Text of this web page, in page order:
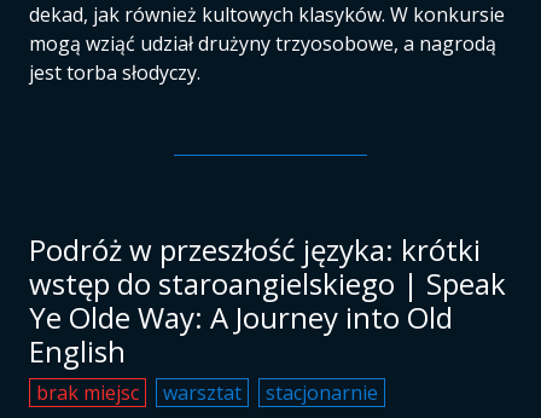
dekad, jak również kultowych klasyków. W konkursie
mogą wziąć udział drużyny trzyosobowe, a nagrodą
jest torba słodyczy.
Podróż w przeszłość języka: krótki
wstęp do staroangielskiego | Speak
Ye Olde Way: A Journey into Old
English
brak miejsc warsztat stacjonarnie